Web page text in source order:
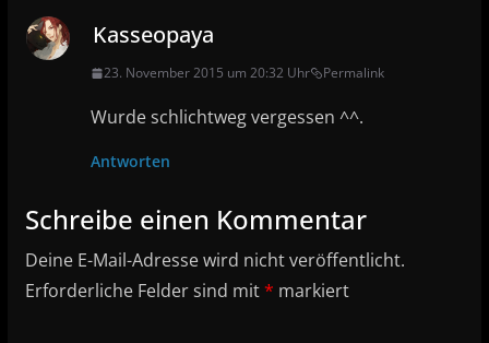
Kasseopaya
23. November 2015 um 20:32 Uhr Permalink
Wurde schlichtweg vergessen ^^.
Antworten
Schreibe einen Kommentar
Deine E-Mail-Adresse wird nicht veröffentlicht.
Erforderliche Felder sind mit* markiert